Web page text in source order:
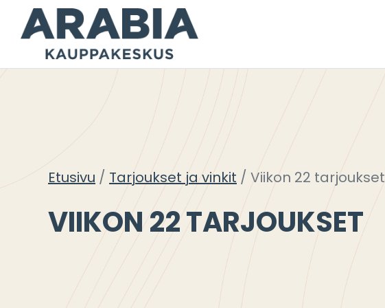
Siirry
sisältöön
Etusivu Tarjoukset ja vinkit Viikon 22 tarjoukset
VIIKON 22 TARJOUKSET